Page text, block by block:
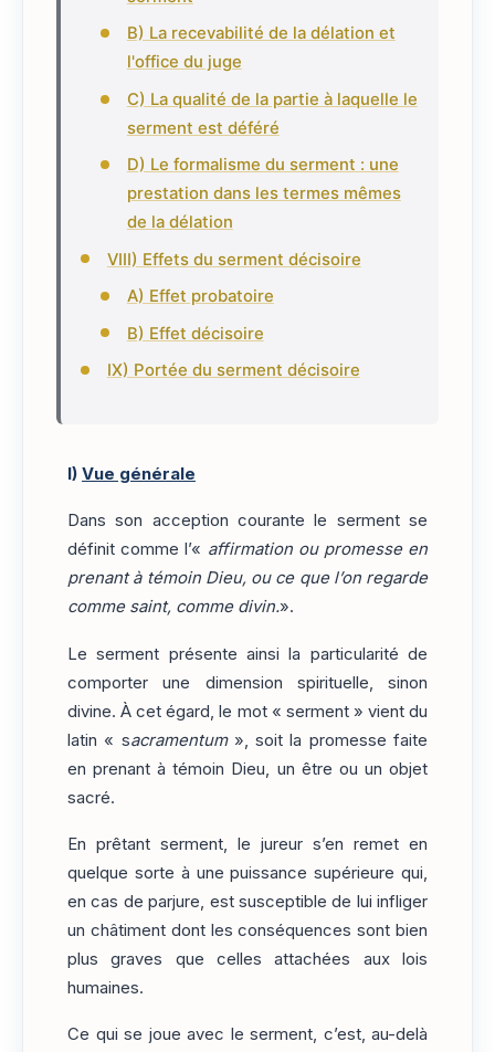
B) La recevabilité de la délation et
l'office du juge
C) La qualité de la partie à laquelle le
serment est déféré
D) Le formalisme du serment : une
prestation dans les termes mêmes
de la délation
VIII) Effets du serment décisoire
A) Effet probatoire
B) Effet décisoire
IX) Portée du serment décisoire
I) Vue générale
Dans son acception courante le serment se
définit comme l’« affirmation ou promesse en
prenant à témoin Dieu, ou ce que l’on regarde
comme saint, comme divin.».
Le serment présente ainsi la particularité de
comporter une dimension spirituelle, sinon
divine. À cet égard, le mot « serment » vient du
latin « sacramentum», soit la promesse faite
en prenant à témoin Dieu, un être ou un objet
sacré.
En prêtant serment, le jureur s’en remet en
quelque sorte à une puissance supérieure qui,
en cas de parjure, est susceptible de lui infliger
un châtiment dont les conséquences sont bien
plus graves que celles attachées aux lois
humaines.
Ce qui se joue avec le serment, c’est, au-delà